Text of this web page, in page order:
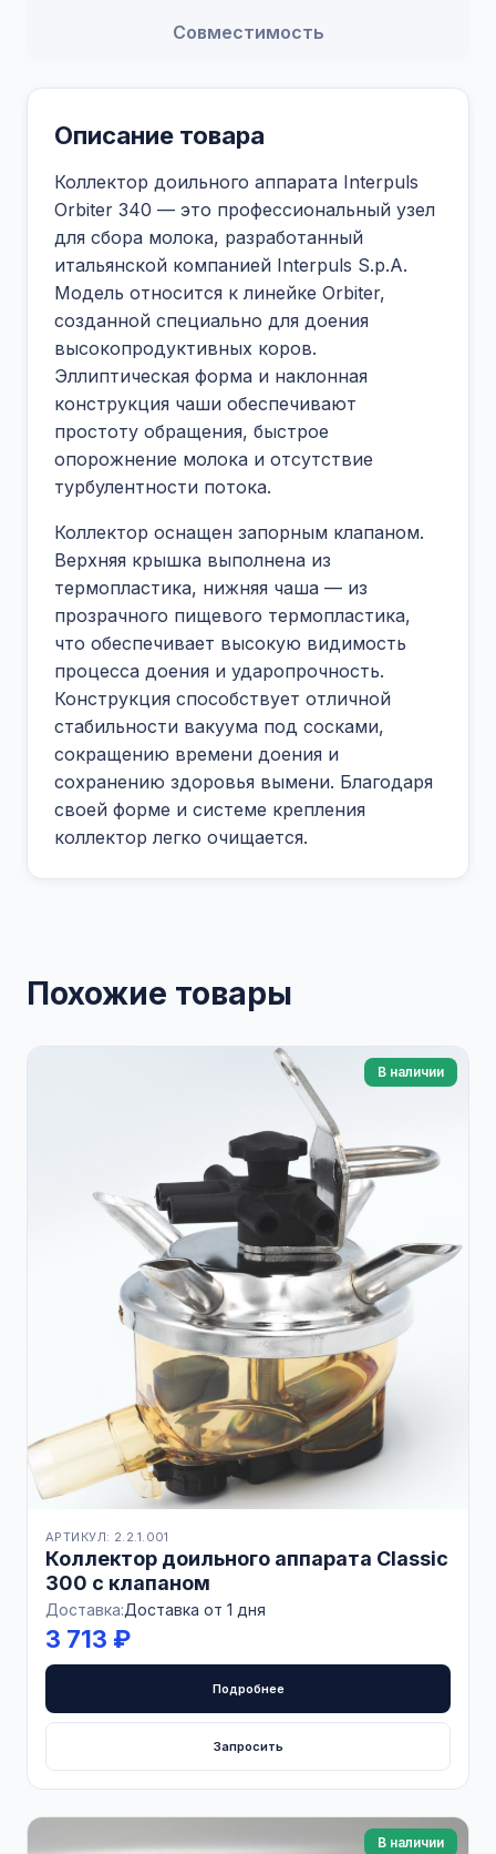
Совместимость
Описание товара
Коллектор доильного аппарата Interpuls
Orbiter 340 — это профессиональный узел
для сбора молока, разработанный
итальянской компанией Interpuls S.p.A.
Модель относится к линейке Orbiter,
созданной специально для доения
высокопродуктивных коров.
Эллиптическая форма и наклонная
конструкция чаши обеспечивают
простоту обращения, быстрое
опорожнение молока и отсутствие
турбулентности потока.
Коллектор оснащен запорным клапаном.
Верхняя крышка выполнена из
термопластика, нижняя чаша — из
прозрачного пищевого термопластика,
что обеспечивает высокую видимость
процесса доения и ударопрочность.
Конструкция способствует отличной
стабильности вакуума под сосками,
сокращению времени доения и
сохранению здоровья вымени. Благодаря
своей форме и системе крепления
коллектор легко очищается.
Похожие товары
В наличии
АРТИКУЛ: 2.2.1.001
Коллектор доильного аппарата Classic
300 с клапаном
Доставка:Доставка от 1 дня
3 713 ₽
Подробнее
Запросить
В наличии